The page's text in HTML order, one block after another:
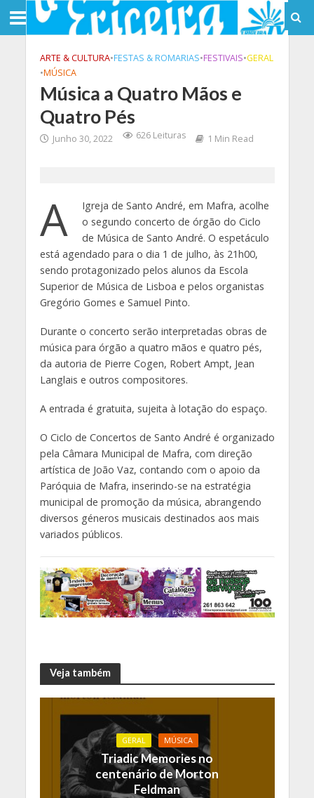
ARTE & CULTURA•FESTAS & ROMARIAS•FESTIVAIS•GERAL
•MÚSICA
Música a Quatro Mãos e
Quatro Pés
Junho 30, 2022 626 Leituras 1 Min Read
A
Igreja de Santo André, em Mafra, acolhe
o segundo concerto de órgão do Ciclo
de Música de Santo André. O espetáculo
está agendado para o dia 1 de julho, às 21h00,
sendo protagonizado pelos alunos da Escola
Superior de Música de Lisboa e pelos organistas
Gregório Gomes e Samuel Pinto.
Durante o concerto serão interpretadas obras de
música para órgão a quatro mãos e quatro pés,
da autoria de Pierre Cogen, Robert Ampt, Jean
Langlais e outros compositores.
A entrada é gratuita, sujeita à lotação do espaço.
O Ciclo de Concertos de Santo André é organizado
pela Câmara Municipal de Mafra, com direção
artística de João Vaz, contando com o apoio da
Paróquia de Mafra, inserindo-se na estratégia
municipal de promoção da música, abrangendo
diversos géneros musicais destinados aos mais
variados públicos.
Veja também
GERAL MÚSICA
Triadic Memories no
centenário de Morton
Feldman